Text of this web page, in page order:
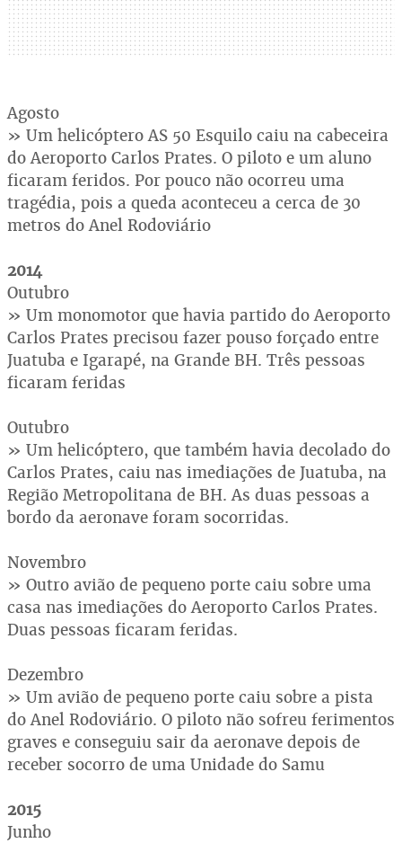
Agosto
» Um helicóptero AS 50 Esquilo caiu na cabeceira
do Aeroporto Carlos Prates. O piloto e um aluno
ficaram feridos. Por pouco não ocorreu uma
tragédia, pois a queda aconteceu a cerca de 30
metros do Anel Rodoviário
2014
Outubro
» Um monomotor que havia partido do Aeroporto
Carlos Prates precisou fazer pouso forçado entre
Juatuba e Igarapé, na Grande BH. Três pessoas
ficaram feridas
Outubro
» Um helicóptero, que também havia decolado do
Carlos Prates, caiu nas imediações de Juatuba, na
Região Metropolitana de BH. As duas pessoas a
bordo da aeronave foram socorridas.
Novembro
» Outro avião de pequeno porte caiu sobre uma
casa nas imediações do Aeroporto Carlos Prates.
Duas pessoas ficaram feridas.
Dezembro
» Um avião de pequeno porte caiu sobre a pista
do Anel Rodoviário. O piloto não sofreu ferimentos
graves e conseguiu sair da aeronave depois de
receber socorro de uma Unidade do Samu
2015
Junho